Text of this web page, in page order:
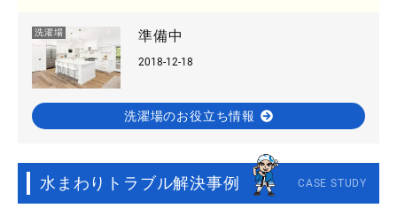
洗濯場 準備中
2018-12-18
洗濯場のお役立ち情報
水まわりトラブル解決事例 CASE STUDY